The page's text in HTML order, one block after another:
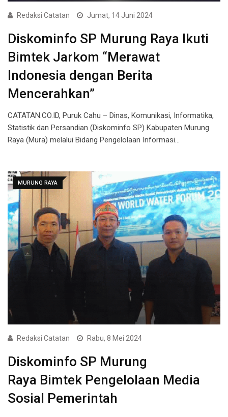
Redaksi Catatan Jumat, 14 Juni 2024
Diskominfo SP Murung Raya Ikuti
Bimtek Jarkom “Merawat
Indonesia dengan Berita
Mencerahkan”
CATATAN.CO.ID, Puruk Cahu – Dinas, Komunikasi, Informatika,
Statistik dan Persandian (Diskominfo SP) Kabupaten Murung
Raya (Mura) melalui Bidang Pengelolaan Informasi…
MURUNG RAYA
Redaksi Catatan Rabu, 8 Mei 2024
Diskominfo SP Murung
Raya Bimtek Pengelolaan Media
Sosial Pemerintah